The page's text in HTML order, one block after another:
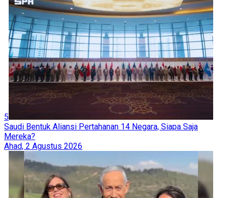
5
Saudi Bentuk Aliansi Pertahanan 14 Negara, Siapa Saja
Mereka?
Ahad, 2 Agustus 2026